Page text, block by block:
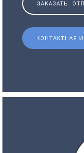
ЗАКАЗАТЬ,
КОНТАКТНАЯ